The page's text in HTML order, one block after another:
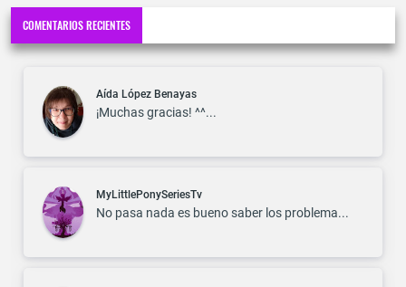
COMENTARIOS RECIENTES
Aída López Benayas
¡Muchas gracias! ^^...
MyLittlePonySeriesTv
No pasa nada es bueno saber los problema...